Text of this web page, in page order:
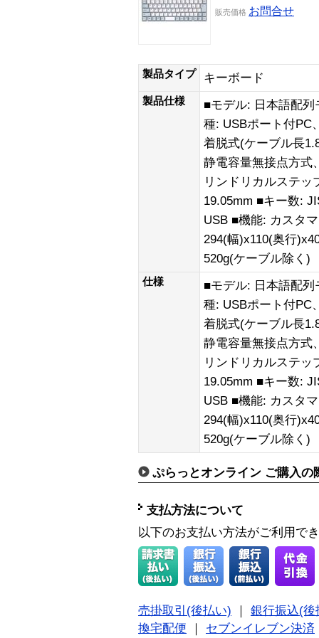
販売価格 お問合せ
製品タイプ キーボード
製品仕様
■モデル: 日本語配
種: USBポート付PC
着脱式(ケーブル長
静電容量無接点方式
リンドリカルステッ
19.05mm ■キー数:
USB ■機能: カスタ
294(幅)x110(奥行
520g(ケーブル除く)
仕様
■モデル: 日本語配
種: USBポート付PC
着脱式(ケーブル長
静電容量無接点方式
リンドリカルステッ
19.05mm ■キー数:
USB ■機能: カスタ
294(幅)x110(奥行
520g(ケーブル除く)
ぷらっとオンライン ご購入の
支払方法について
以下のお支払い方法がご利用で
売掛取引(後払い) ｜ 銀行振込(後
換宅配便 ｜ セブンイレブン決済